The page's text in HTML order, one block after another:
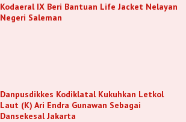
Kodaeral IX Beri Bantuan Life Jacket Nelayan
Negeri Saleman
Danpusdikkes Kodiklatal Kukuhkan Letkol
Laut (K) Ari Endra Gunawan Sebagai
Dansekesal Jakarta